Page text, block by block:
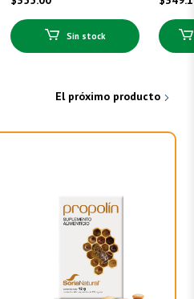
Sin stock
El próximo producto